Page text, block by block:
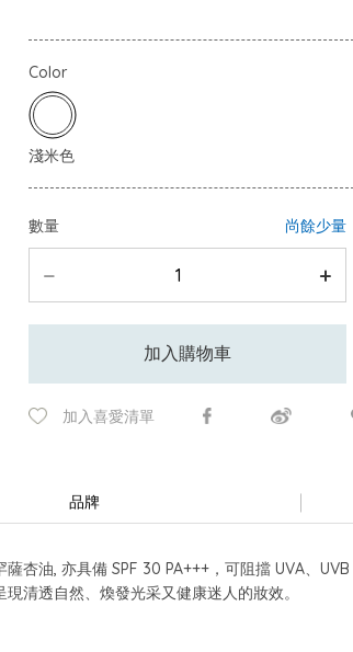
Color
數量 尚餘少量
加入購物車
加入喜愛清單
品牌
杏油, 亦具備 SPF 30 PA+++，可阻擋 UVA、
清透自然、煥發光采又健康迷人的妝效。